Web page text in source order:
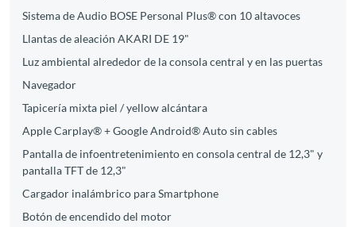
Sistema de Audio BOSE Personal Plus® con 10 altavoces
Llantas de aleación AKARI DE 19"
Luz ambiental alrededor de la consola central y en las puertas
Navegador
Tapicería mixta piel / yellow alcántara
Apple Carplay® + Google Android® Auto sin cables
Pantalla de infoentretenimiento en consola central de 12,3" y
pantalla TFT de 12,3"
Cargador inalámbrico para Smartphone
Botón de encendido del motor